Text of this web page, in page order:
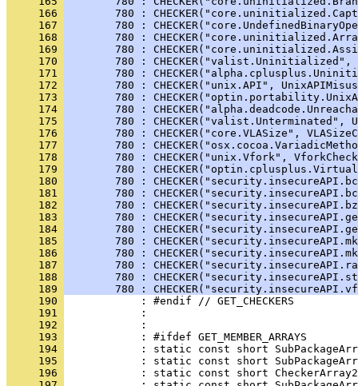
     166
780 :
     167
780 :
     168
780 :
     169
780 :
     170
780 :
     171
780 :
     172
780 : CHECKER("unix.API",
     173
780 :
     174
780 :
     175
780 : CHECKER("valist.Unterminated",
     176
780 : CHECKER("core.VLASize",
     177
780 :
     178
780 : CHECKER("unix.Vfork",
     179
780 :
     180
780 :
     181
780 :
     182
780 :
     183
780 :
     184
780 :
     185
780 :
     186
780 :
     187
780 :
     188
780 :
     189
780 :
     190
     191
     192
     193
     194
     195
     196